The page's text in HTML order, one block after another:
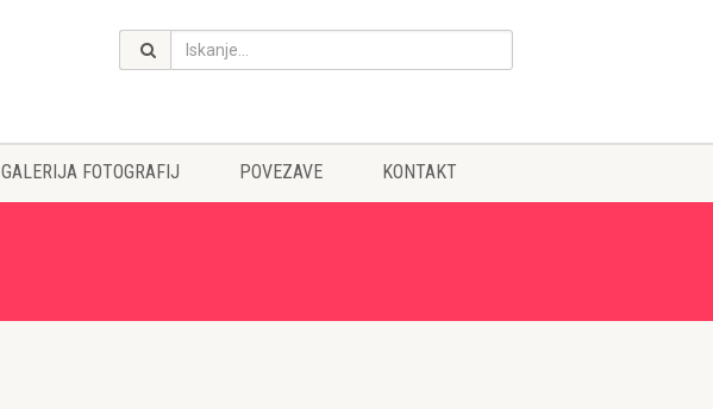
GALERIJA FOTOGRAFIJ POVEZAVE KONTAKT